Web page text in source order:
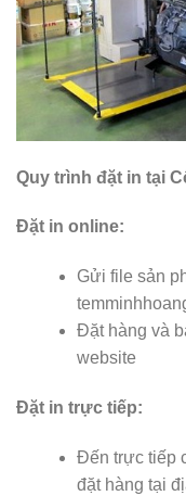
Quy trình đặt in tại
Đặt in online:
Gửi file sản
Đặt hàng và
website
Đặt in trực tiếp:
Đến trực tiếp
đặt hàng tại